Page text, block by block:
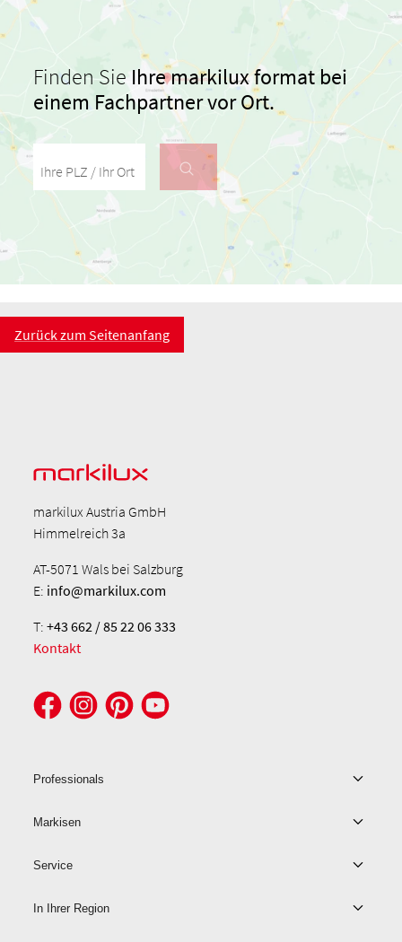
Finden SieIhre markilux format bei
einem Fachpartner vor Ort.
Ihre PLZ / Ihr Ort
Zurück zum Seitenanfang
markilux Austria GmbH
Himmelreich 3a
AT-5071 Wals bei Salzburg
E: info@markilux.com
T:+43 662 / 85 22 06 333
Kontakt
Professionals
Markisen
Service
In Ihrer Region